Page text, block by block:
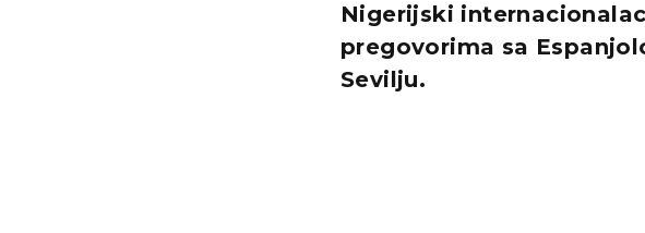
Nigerijski
pregovorima sa
Sevilju.